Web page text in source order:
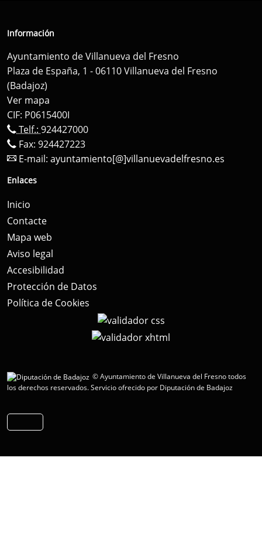
Información
Ayuntamiento de Villanueva del Fresno
Plaza de España, 1 - 06110 Villanueva del Fresno
(Badajoz)
Ver mapa
CIF: P0615400I
Telf.: 924427000
Fax: 924427223
E-mail: ayuntamiento[@]villanuevadelfresno.es
Enlaces
Inicio
Contacte
Mapa web
Aviso legal
Accesibilidad
Protección de Datos
Política de Cookies
© Ayuntamiento de Villanueva del Fresno todos
los derechos reservados.Servicio ofrecido por Diputación de Badajoz